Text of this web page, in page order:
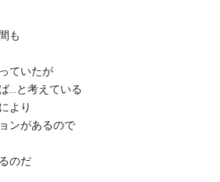
も
ていたが
…と考えている
より
ンがあるので
のだ